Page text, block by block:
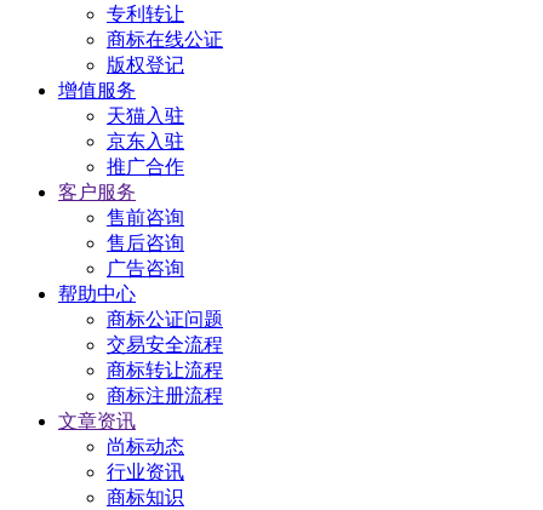
专利转让
商标在线公证
版权登记
增值服务
天猫入驻
京东入驻
推广合作
客户服务
售前咨询
售后咨询
广告咨询
帮助中心
商标公证问题
交易安全流程
商标转让流程
商标注册流程
文章资讯
尚标动态
行业资讯
商标知识